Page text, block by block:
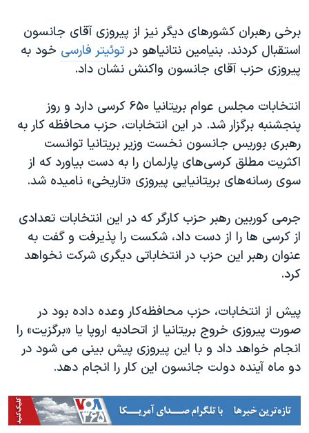
برخی رهبران کشورهای دیگر نیز از پیروزی آقای جانسون
استقبال کردند. بنیامین نتانیاهو در توئیتر فارسی خود به
پیروزی حزب آقای جانسون واکنش نشان داد.
انتخابات مجلس عوام بریتانیا ۶۵۰ کرسی دارد و روز
پنجشنبه برگزار شد. در این انتخابات، حزب محافظه کار به
رهبری بوریس جانسون نخست وزیر بریتانیا توانست
اکثریت مطلق کرسی‌های پارلمان را به دست بیاورد که از
سوی رسانه‌های بریتانیایی پیروزی «تاریخی» نامیده شد.
جرمی کوربین رهبر حزب کارگر که در این انتخابات تعدادی
از کرسی ها را از دست داد، شکست را پذیرفت و گفت به
عنوان رهبر این حزب در انتخاباتی دیگری شرکت نخواهد
کرد.
پیش از انتخابات، حزب محافظه‌کار وعده داده بود در
صورت پیروزی خروج بریتانیا از اتحادیه اروپا یا «برگزیت» را
انجام خواهد داد و با این پیروزی پیش بینی می شود در
دو ماه آینده دولت جانسون این کار را انجام دهد.